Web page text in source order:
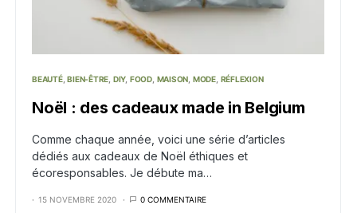
BEAUTÉ BIEN-ÊTRE DIY FOOD MAISON MODE RÉFLEXION
Noël : des cadeaux made in Belgium
Comme chaque année, voici une série d’articles
dédiés aux cadeaux de Noël éthiques et
écoresponsables. Je débute ma…
15 NOVEMBRE 2020 0 COMMENTAIRE